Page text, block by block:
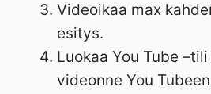
Videoikaa max
esitys.
Luokaa You Tube
videonne You